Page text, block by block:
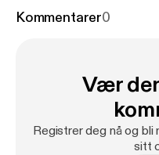
s://
Kommentarer0
Vær
Registrer deg nå og
sitt